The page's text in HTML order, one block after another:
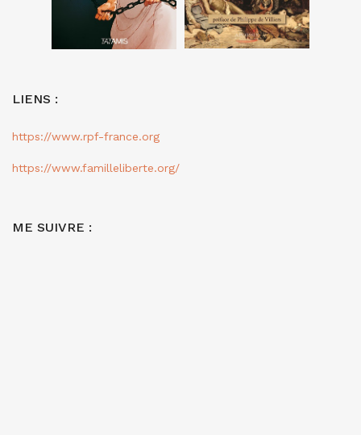
LIENS :
https://www.rpf-france.org
https://www.familleliberte.org/
ME SUIVRE :